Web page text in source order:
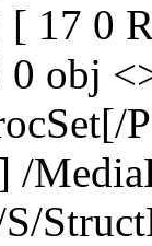
17 0
obj
/